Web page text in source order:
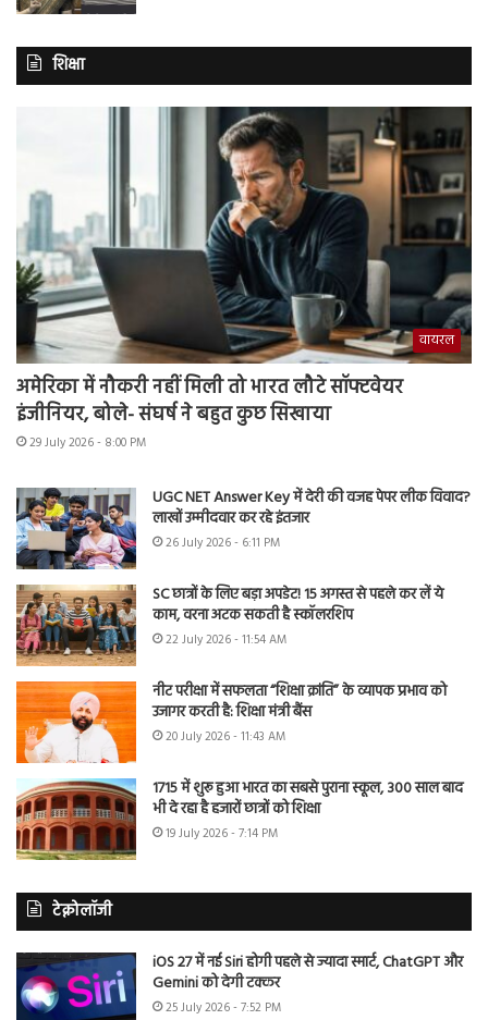
शिक्षा
वायरल
अमेरिका में नौकरी नहीं मिली तो भारत लौटे सॉफ्टवेयर
इंजीनियर, बोले- संघर्ष ने बहुत कुछ सिखाया
29 July 2026 - 8:00 PM
UGC NET Answer Key में देरी की वजह पेपर लीक विवाद?
लाखों उम्मीदवार कर रहे इंतजार
26 July 2026 - 6:11 PM
SC छात्रों के लिए बड़ा अपडेट! 15 अगस्त से पहले कर लें ये
काम, वरना अटक सकती है स्कॉलरशिप
22 July 2026 - 11:54 AM
नीट परीक्षा में सफलता “शिक्षा क्रांति” के व्यापक प्रभाव को
उजागर करती है: शिक्षा मंत्री बैंस
20 July 2026 - 11:43 AM
1715 में शुरू हुआ भारत का सबसे पुराना स्कूल, 300 साल बाद
भी दे रहा है हजारों छात्रों को शिक्षा
19 July 2026 - 7:14 PM
टेक्नोलॉजी
iOS 27 में नई Siri होगी पहले से ज्यादा स्मार्ट, ChatGPT और
Gemini को देगी टक्कर
25 July 2026 - 7:52 PM